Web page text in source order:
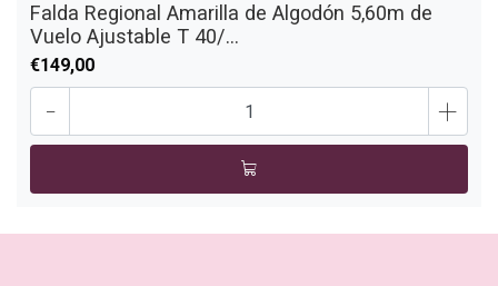
Falda Regional Amarilla de Algodón 5,60m de
Vuelo Ajustable T 40/...
€149,00
- +